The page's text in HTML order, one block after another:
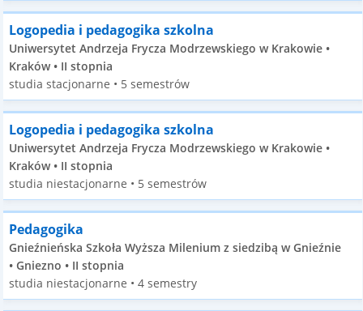
Logopedia i pedagogika szkolna
Uniwersytet Andrzeja Frycza Modrzewskiego w Krakowie •
Kraków • II stopnia
studia stacjonarne • 5 semestrów
Logopedia i pedagogika szkolna
Uniwersytet Andrzeja Frycza Modrzewskiego w Krakowie •
Kraków • II stopnia
studia niestacjonarne • 5 semestrów
Pedagogika
Gnieźnieńska Szkoła Wyższa Milenium z siedzibą w Gnieźnie
• Gniezno • II stopnia
studia niestacjonarne • 4 semestry